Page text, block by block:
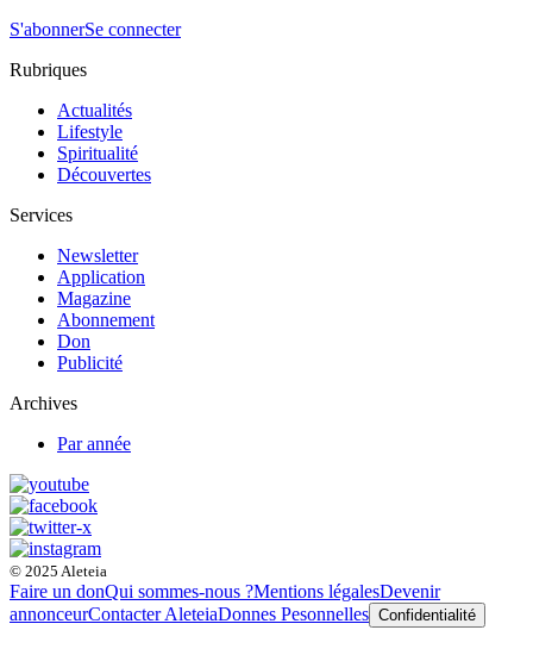
S'abonnerSe connecter
Rubriques
Actualités
Lifestyle
Spiritualité
Découvertes
Services
Newsletter
Application
Magazine
Abonnement
Don
Publicité
Archives
Par année
© 2025 Aleteia
Faire un donQui sommes-nous ?Mentions légalesDevenir
annonceurContacter AleteiaDonnes Pesonnelles Confidentialité